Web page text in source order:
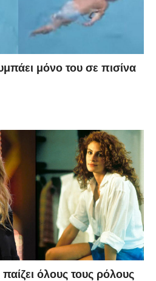
μόνο του σε πισίνα
όλους τους ρόλους